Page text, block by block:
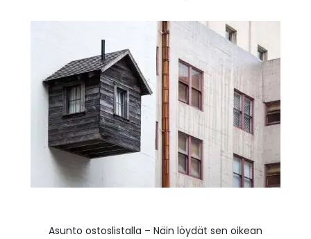
Asunto ostoslistalla – Näin löydät sen oikean